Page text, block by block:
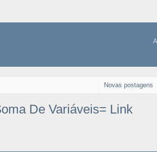
Novas postagens
De Variáveis= Link